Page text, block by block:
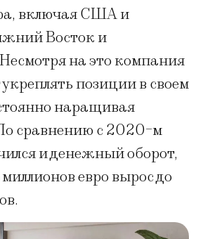
включая США и
Восток и
на это компания
позиции в своем
наращивая
сравнению с 2020-м
и денежный оборот,
евро вырос до